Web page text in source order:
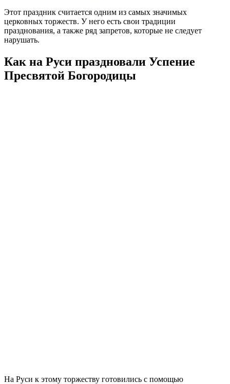
Этот праздник считается одним из самых значимых
церковных торжеств. У него есть свои традиции
празднования, а также ряд запретов, которые не следует
нарушать.
Как на Руси праздновали Успение
Пресвятой Богородицы
На Руси к этому торжеству готовились с помощью